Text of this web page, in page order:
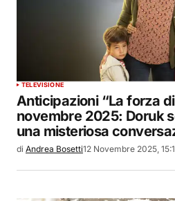
TELEVISIONE
Anticipazioni “La forza
novembre 2025: Doruk
una misteriosa
di Andrea Bosetti12 Novembre 2025,